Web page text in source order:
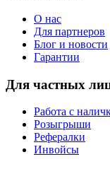
О нас
Для партнеров
Блог и новости
Гарантии
Для частных
Работа с
Розыгрыши
Рефералки
Инвойсы